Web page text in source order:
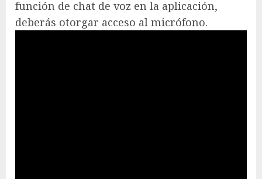
función de chat de voz en la aplicación,
deberás otorgar acceso al micrófono.